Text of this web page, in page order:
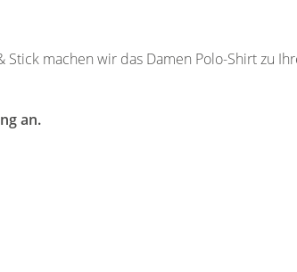
machen wir das Damen Polo-Shirt zu
an.